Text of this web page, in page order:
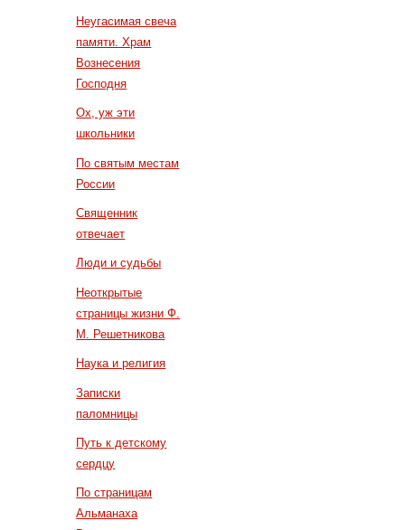
Неугасимая свеча
памяти. Храм
Вознесения
Господня
Ох, уж эти
школьники
По святым местам
России
Священник
отвечает
Люди и судьбы
Неоткрытые
страницы жизни Ф.
М. Решетникова
Наука и религия
Записки
паломницы
Путь к детскому
сердцу
По страницам
Альманаха